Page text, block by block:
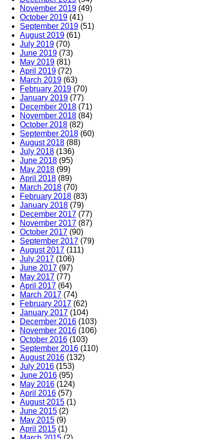
November 2019 (49)
October 2019 (41)
September 2019 (51)
August 2019 (61)
July 2019 (70)
June 2019 (73)
May 2019 (81)
April 2019 (72)
March 2019 (63)
February 2019 (70)
January 2019 (77)
December 2018 (71)
November 2018 (84)
October 2018 (82)
September 2018 (60)
August 2018 (88)
July 2018 (136)
June 2018 (95)
May 2018 (99)
April 2018 (89)
March 2018 (70)
February 2018 (83)
January 2018 (79)
December 2017 (77)
November 2017 (87)
October 2017 (90)
September 2017 (79)
August 2017 (111)
July 2017 (106)
June 2017 (97)
May 2017 (77)
April 2017 (64)
March 2017 (74)
February 2017 (62)
January 2017 (104)
December 2016 (103)
November 2016 (106)
October 2016 (103)
September 2016 (110)
August 2016 (132)
July 2016 (153)
June 2016 (95)
May 2016 (124)
April 2016 (57)
August 2015 (1)
June 2015 (2)
May 2015 (9)
April 2015 (1)